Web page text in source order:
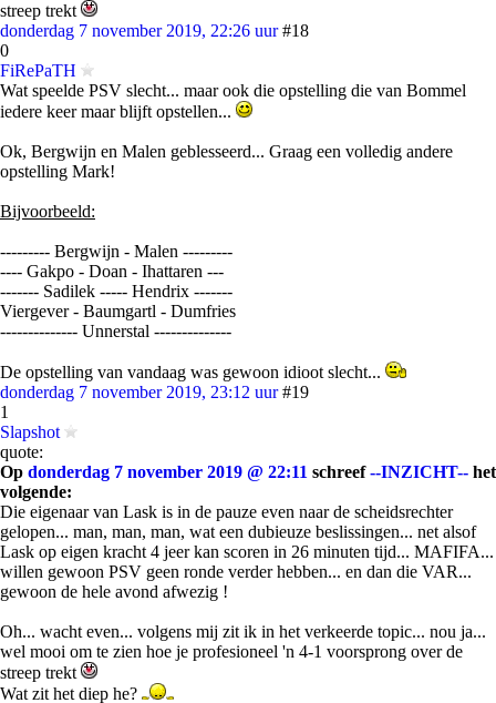
streep trekt
donderdag 7 november 2019, 22:26 uur #18
0
FiRePaTH
Wat speelde PSV slecht... maar ook die opstelling die van Bommel
iedere keer maar blijft opstellen...
Ok, Bergwijn en Malen geblesseerd... Graag een volledig andere
opstelling Mark!
Bijvoorbeeld:
--------- Bergwijn - Malen ---------
---- Gakpo - Doan - Ihattaren ---
------- Sadilek ----- Hendrix -------
Viergever - Baumgartl - Dumfries
-------------- Unnerstal --------------
De opstelling van vandaag was gewoon idioot slecht...
donderdag 7 november 2019, 23:12 uur #19
1
Slapshot
quote:
Op donderdag 7 november 2019 @ 22:11 schreef--INZICHT-- het
volgende:
Die eigenaar van Lask is in de pauze even naar de scheidsrechter
gelopen... man, man, man, wat een dubieuze beslissingen... net alsof
Lask op eigen kracht 4 jeer kan scoren in 26 minuten tijd... MAFIFA...
willen gewoon PSV geen ronde verder hebben... en dan die VAR...
gewoon de hele avond afwezig !
Oh... wacht even... volgens mij zit ik in het verkeerde topic... nou ja...
wel mooi om te zien hoe je profesioneel 'n 4-1 voorsprong over de
streep trekt
Wat zit het diep he?